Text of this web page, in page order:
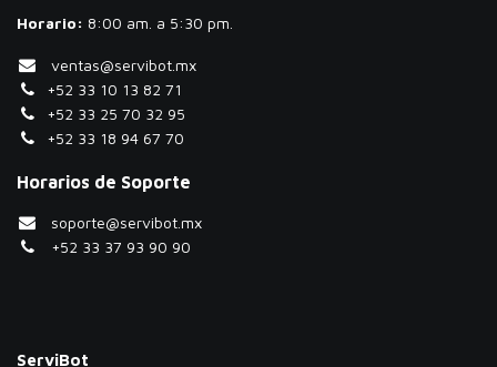
Horario: ​8:00 am. a 5:30 pm.
ventas@servibot.mx
+52 33 10 13 82 71
+52 33 25 70 32 95
+52 33 18 94 67 70
Horarios de Soporte
soporte@servibot.mx
+52 33 37 93 90 90
ServiBot